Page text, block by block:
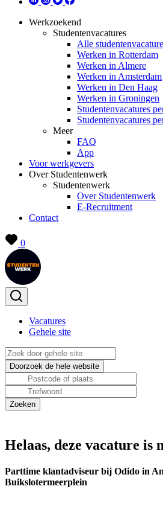
Werkzoekend
Studentenvacatures
Alle
Werken in Rotterdam
Werken in Almere
Werken in Amsterdam
Werken in Den Haag
Werken in Groningen
Studentenvacatures
Studentenvacatures
Meer
FAQ
App
Voor werkgevers
Over Studentenwerk
Studentenwerk
Over Studentenwerk
E-Recruitment
Contact
0
Vacatures
Gehele site
Helaas, deze vacature is
Parttime klantadviseur bij Odido in
Buikslotermeerplein